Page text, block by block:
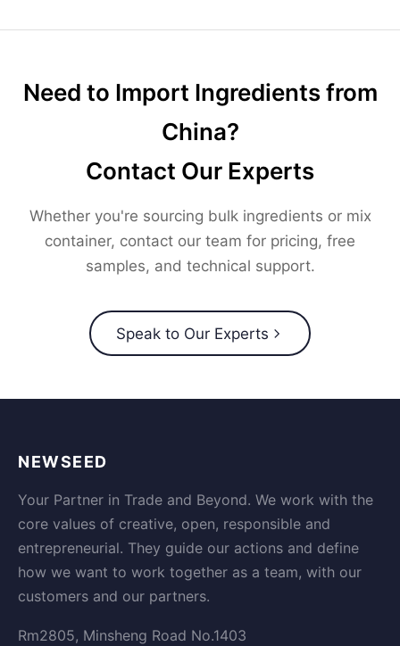
Need to Import Ingredients from
China?
Contact Our Experts
Whether you're sourcing bulk ingredients or mix
container, contact our team for pricing, free
samples, and technical support.
Speak to Our Experts
NEWSEED
Your Partner in Trade and Beyond. We work with the
core values of creative, open, responsible and
entrepreneurial. They guide our actions and define
how we want to work together as a team, with our
customers and our partners.
Rm2805, Minsheng Road No.1403